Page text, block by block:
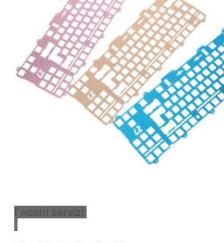
I nostri servizi: